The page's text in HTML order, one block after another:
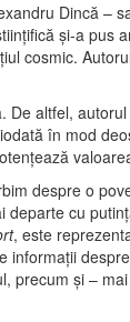
Dincă –
şi-a pus
cosmic.
altfel,
în mod
despre o
cu
, este
şi –